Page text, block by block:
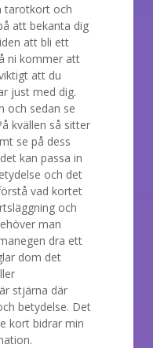
tarotkort och
att bekanta dig
att bli ett
ni kommer att
att du
just med dig.
och sedan se
kvällen så sitter
se på dess
kan passa in
och det
vad kortet
och
man
dra ett
dom det
stjärna där
betydelse. Det
kort bidrar min